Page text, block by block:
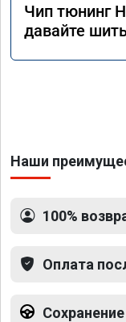
Чип тюнинг
давайте
Наши
100%
Оплата